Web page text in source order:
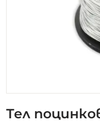
към
Тел